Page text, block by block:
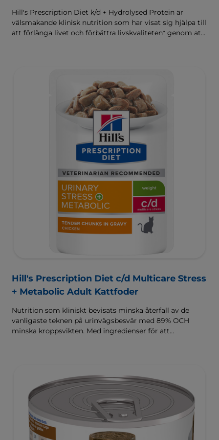
Hill's Prescription Diet k/d + Hydrolysed Protein är
välsmakande klinisk nutrition som har visat sig hjälpa till
att förlänga livet och förbättra livskvaliteten* genom att
foderreaktioner på fodret. Det är sammansatt med
ActivBiome+ Kidney Defense, en egenutvecklad
blandning av prebiotika som visat sig ge näring åt
tarmmikrobiomet för at hjälpa till att skydda
*hos katter med de vanligaste bakomliggande orsakerna
till kronisk njursjukdom, utan några andra samtidiga
hälsoproblem – Hill’s data on file
Hill's Prescription Diet c/d Multicare Stress
+ Metabolic Adult Kattfoder
Nutrition som kliniskt bevisats minska återfall av de
vanligaste teknen på urinvägsbesvär med 89% OCH
minska kroppsvikten. Med ingredienser för att